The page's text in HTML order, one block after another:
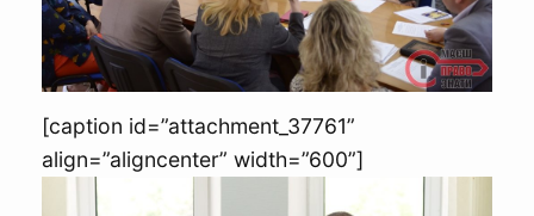
[caption id=”attachment_37761”
align=”aligncenter” width=”600”]